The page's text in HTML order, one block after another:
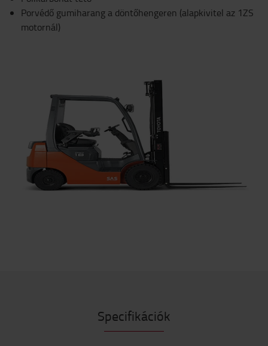
Porvédő gumiharang a döntőhengeren (alapkivitel az 1ZS
motornál)
Specifikációk